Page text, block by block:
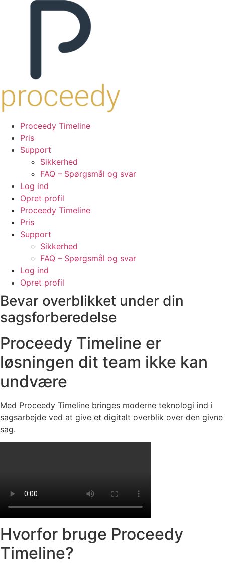
Proceedy Timeline
Pris
Support
Sikkerhed
FAQ – Spørgsmål og svar
Log ind
Opret profil
Proceedy Timeline
Pris
Support
Sikkerhed
FAQ – Spørgsmål og svar
Log ind
Opret profil
Bevar overblikket under din
sagsforberedelse
Proceedy Timeline er
løsningen dit team ikke kan
undvære
Med Proceedy Timeline bringes moderne teknologi ind i
sagsarbejde ved at give et digitalt overblik over den givne
sag.
Hvorfor bruge Proceedy
Timeline?